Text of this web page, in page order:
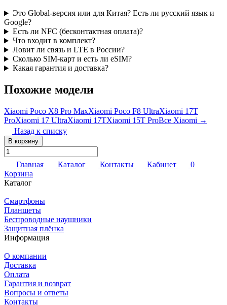
Это Global-версия или для Китая? Есть ли русский язык и
Google?
Есть ли NFC (бесконтактная оплата)?
Что входит в комплект?
Ловит ли связь и LTE в России?
Сколько SIM-карт и есть ли eSIM?
Какая гарантия и доставка?
Похожие модели
Xiaomi Poco X8 Pro MaxXiaomi Poco F8 UltraXiaomi 17T
ProXiaomi 17 UltraXiaomi 17TXiaomi 15T ProВсе Xiaomi →
Назад к списку
В корзину
Главная Каталог Контакты Кабинет
0
Корзина
Каталог
Смартфоны
Планшеты
Беспроводные наушники
Защитная плёнка
Информация
О компании
Доставка
Оплата
Гарантия и возврат
Вопросы и ответы
Контакты